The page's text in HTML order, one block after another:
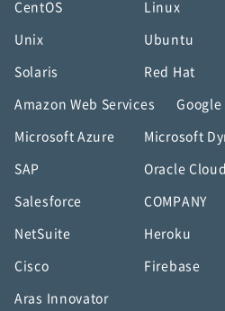
CentOS Linux
Unix Ubuntu
Solaris Red Hat
Amazon Web Services
Microsoft Azure Microsoft
SAP Oracle Cloud
Salesforce COMPANY
NetSuite Heroku
Cisco Firebase
Aras Innovator